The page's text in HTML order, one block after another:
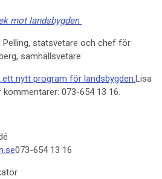
mot landsbygden
statsvetare och chef för
samhällsvetare.
ett nytt program för landsbygden.Lisa
073-654 13 16.
073-654 13 16